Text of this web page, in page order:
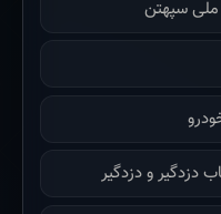
سپهتن
دزدگیر و دزدگیر